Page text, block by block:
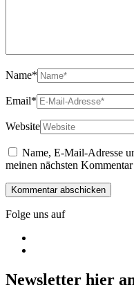
Name*
Email*
Website
Name, E-Mail-Adresse
meinen nächsten
Folge uns auf
Newsletter hier